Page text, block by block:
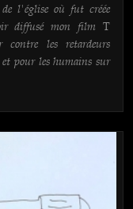
l'église où fut créée
diffusé mon film T
les retardeurs
pour les humains sur